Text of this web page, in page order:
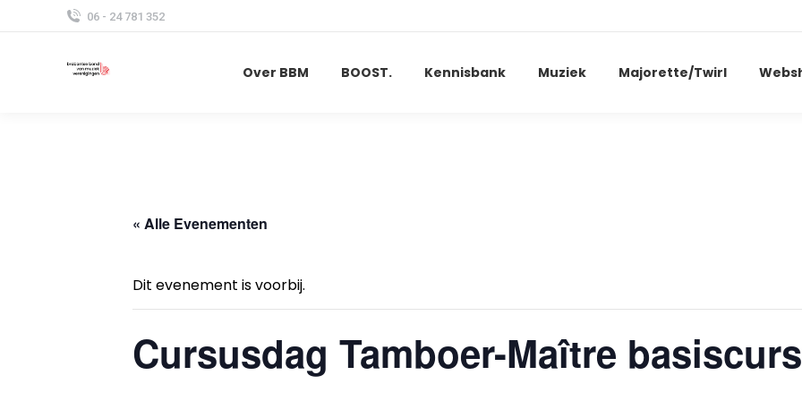
06 - 24 781 352
Over BBM BOOST. Kennisbank Muziek Majorette/Twirl
« Alle Evenementen
Dit evenement is voorbij.
Cursusdag Tamboer-Maître